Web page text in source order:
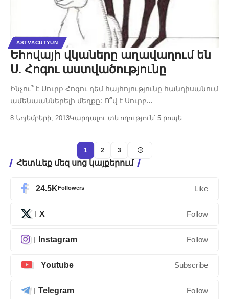
ASTVACUTYUN
Եհովայի վկաները աղավաղում են
Ս. Հոգու աստվածությունը
Ինչու՞ է Սուրբ Հոգու դեմ հայհոյությունը հանդիսանում
ամենաաններելի մեղքը: Ո՞վ է Սուրբ…
8 Նոյեմբերի, 2013Կարդալու տևողություն՝ 5 րոպե:
1 2 3
Հետևեք մեզ սոց կայքերում
24.5KFollowers Like
X Follow
Instagram Follow
Youtube Subscribe
Telegram Follow